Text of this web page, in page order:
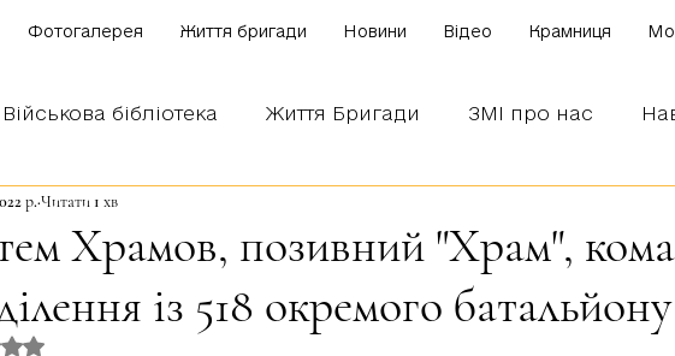
Фотогалерея Життя бригади Новини Відео Крамниця
Військова бібліотека Життя Бригади ЗМІ про нас
Блог наших бійців
Храмов, позивний "Храм",
із 518 окремого батальйону
р. Читати 1 хв
NaN з 5 зірок.